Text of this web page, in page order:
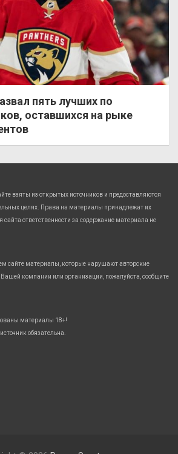
пять лучших по
оставшихся на рыке
взяты из открытых источников и предоставляются
целях. Права на материалы принадлежат их
ответственности за содержание материала не
сайте материалы, которые нарушают авторские
компании или организации, пожалуйста, сообщите
материалы 18+!
обязательна.